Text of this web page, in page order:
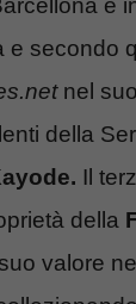
è
e secondo
nel
della
Il
della
valore